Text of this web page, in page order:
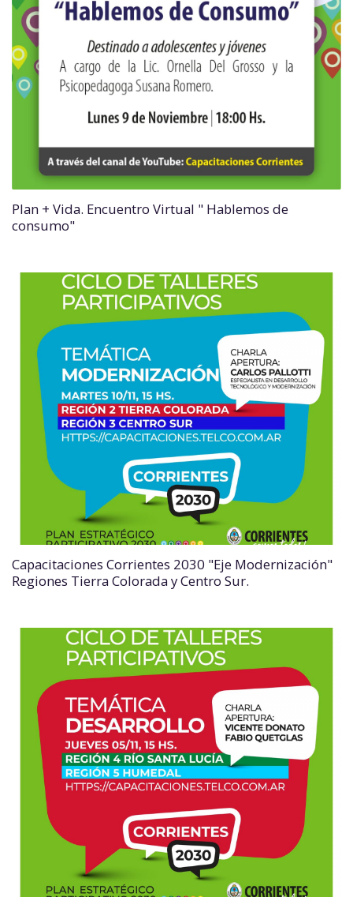
Plan + Vida. Encuentro Virtual " Hablemos de
consumo"
Capacitaciones Corrientes 2030 "Eje Modernización"
Regiones Tierra Colorada y Centro Sur.